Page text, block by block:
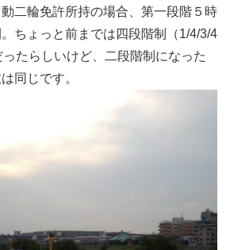
二輪免許所持の場合、第一段階５時
ちょっと前までは四段階制（1/4/3/4
たらしいけど、二段階制になった
同じです。